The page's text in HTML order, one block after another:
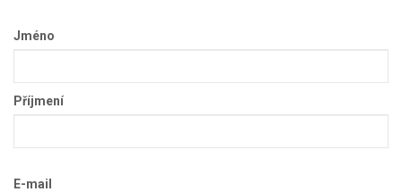
Jméno
Příjmení
E-mail